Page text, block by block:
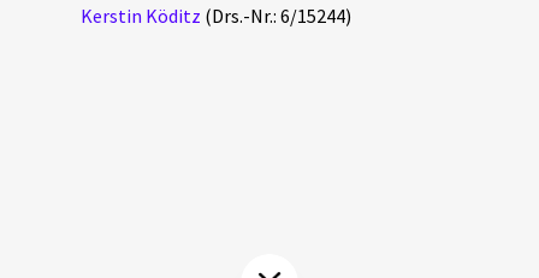
Kerstin Köditz (Drs.-Nr.: 6/15244)